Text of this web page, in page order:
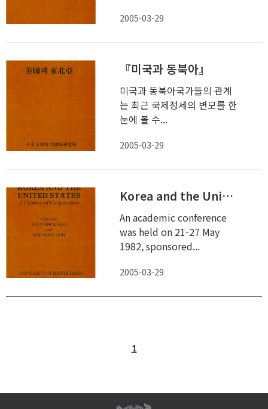
2005-03-29
『미국과 동북아』
미국과 동북아국가들의 관계
는 최근 국제정세의 변모를 한
눈에 볼 수...
2005-03-29
Korea and the United States: A century of cooperation
An academic conference
was held on 21-27 May
1982, sponsored...
2005-03-29
1